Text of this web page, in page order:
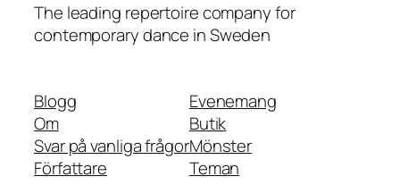
The leading repertoire company for
contemporary dance in Sweden
Blogg
Om
Svar på vanliga frågor
Författare
Evenemang
Butik
Mönster
Teman